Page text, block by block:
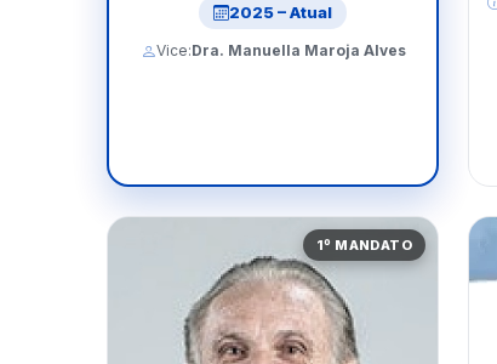
2025 – Atual
Vice:Dra. Manuella Maroja Alves
1º MANDATO